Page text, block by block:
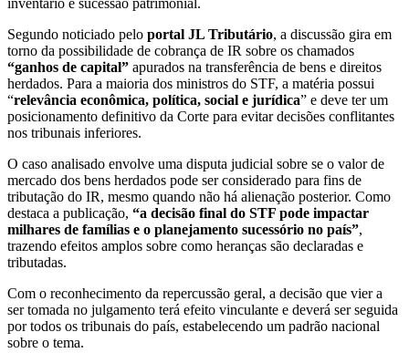
inventário e sucessão patrimonial.
Segundo noticiado pelo portal JL Tributário, a discussão gira em
torno da possibilidade de cobrança de IR sobre os chamados
“ganhos de capital” apurados na transferência de bens e direitos
herdados. Para a maioria dos ministros do STF, a matéria possui
“relevância econômica, política, social e jurídica” e deve ter um
posicionamento definitivo da Corte para evitar decisões conflitantes
nos tribunais inferiores.
O caso analisado envolve uma disputa judicial sobre se o valor de
mercado dos bens herdados pode ser considerado para fins de
tributação do IR, mesmo quando não há alienação posterior. Como
destaca a publicação, “a decisão final do STF pode impactar
milhares de famílias e o planejamento sucessório no país”,
trazendo efeitos amplos sobre como heranças são declaradas e
tributadas.
Com o reconhecimento da repercussão geral, a decisão que vier a
ser tomada no julgamento terá efeito vinculante e deverá ser seguida
por todos os tribunais do país, estabelecendo um padrão nacional
sobre o tema.